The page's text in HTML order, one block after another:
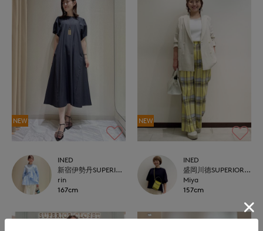
NEW
INED
新宿伊勢丹SUPERIOR CLOSET
rin
167cm
NEW
INED
盛岡川徳SUPERIOR CLOSET
Miya
157cm